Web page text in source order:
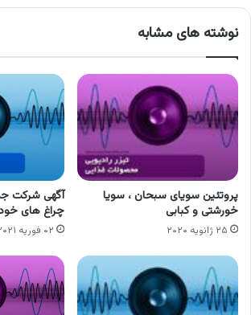
نوشته های مشابه
پروتئین سویای سبحان ، سویا
خورشتی و کبابی
۲۵ ژانویه ۲۰۲۰
آگهی شرکت
چراغ های
۰۲ فوریه ۲۰۲۱